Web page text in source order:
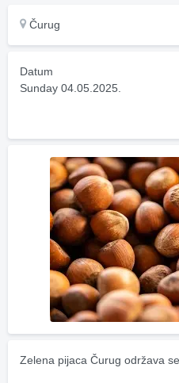
Čurug
Datum
Sunday 04.05.2025.
Zelena pijaca Čurug održava